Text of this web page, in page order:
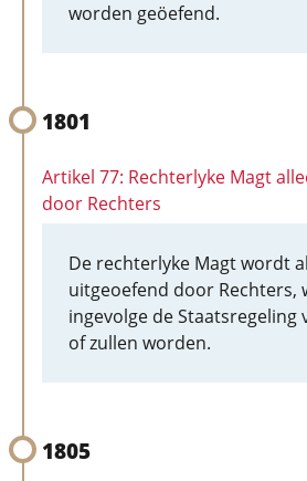
worden geöefend.
1801
Artikel 77: Rechterlyke Magt
door Rechters
De rechterlyke Magt wordt
uitgeoefend door Rechters,
ingevolge de Staatsregeling
of zullen worden.
1805